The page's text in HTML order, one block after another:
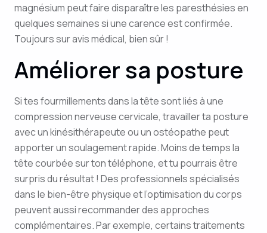
magnésium peut faire disparaître les paresthésies en
quelques semaines si une carence est confirmée.
Toujours sur avis médical, bien sûr !
Améliorer sa posture
Si tes fourmillements dans la tête sont liés à une
compression nerveuse cervicale, travailler ta posture
avec un kinésithérapeute ou un ostéopathe peut
apporter un soulagement rapide. Moins de temps la
tête courbée sur ton téléphone, et tu pourrais être
surpris du résultat ! Des professionnels spécialisés
dans le bien-être physique et l’optimisation du corps
peuvent aussi recommander des approches
complémentaires. Par exemple, certains traitements